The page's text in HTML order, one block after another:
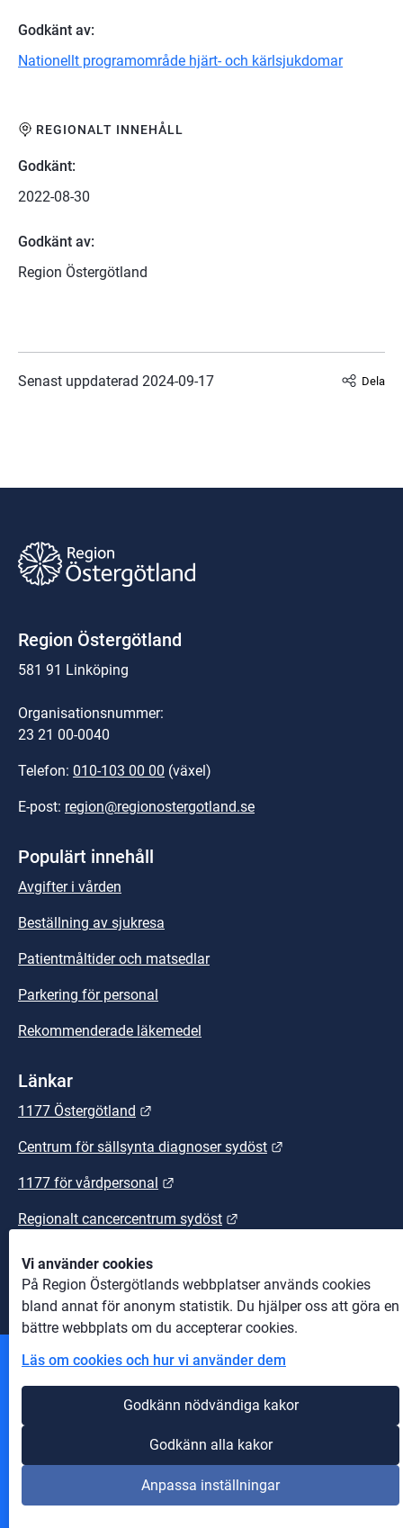
Vi använder cookies
På Region Östergötlands webbplatser används cookies
bland annat för anonym statistik. Du hjälper oss att göra en
bättre webbplats om du accepterar cookies.
Läs om cookies och hur vi använder dem
Godkänn nödvändiga kakor
Godkänn alla kakor
Anpassa inställningar
Godkänt av:
Nationellt programområde hjärt- och kärlsjukdomar
REGIONALT INNEHÅLL
Godkänt:
2022-08-30
Godkänt av:
Region Östergötland
Senast uppdaterad 2024-09-17 Dela
Region Östergötland
581 91 Linköping
Organisationsnummer:
23 21 00-0040
Telefon: 010-103 00 00 (växel)
E-post: region@regionostergotland.se
Populärt innehåll
Avgifter i vården
Beställning av sjukresa
Patientmåltider och matsedlar
Parkering för personal
Rekommenderade läkemedel
Länkar
1177 Östergötland
Centrum för sällsynta diagnoser sydöst
1177 för vårdpersonal
Regionalt cancercentrum sydöst
Sydöstra sjukvårdsregionen
Information om cookies
Om webbplatsen
Tillgänglighet på webbplatsen